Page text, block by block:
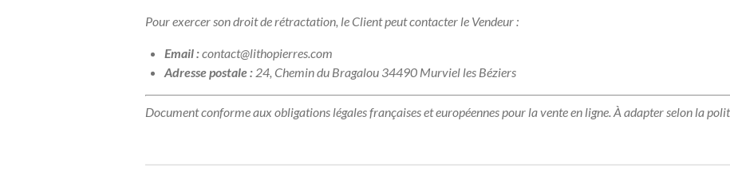
Pour exercer son droit de rétractation, le Client peut contacter le Vendeur :
Email :contact@lithopierres.com
Adresse postale : 24, Chemin du Bragalou 34490 Murviel les Béziers
Document conforme aux obligations légales françaises et européennes pour la vente en ligne. À adapter selon la